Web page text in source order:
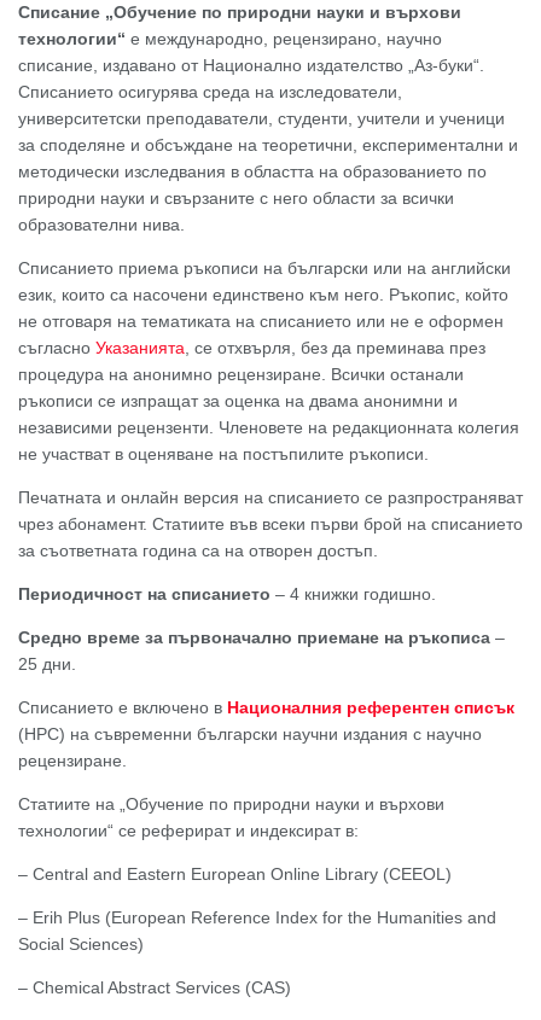
Списание „Обучение по природни науки и върхови
технологии“ е международно, рецензирано, научно
списание, издавано от Национално издателство „Аз-буки“.
Списанието осигурява среда на изследователи,
университетски преподаватели, студенти, учители и ученици
за споделяне и обсъждане на теоретични, експериментални и
методически изследвания в областта на образованието по
природни науки и свързаните с него области за всички
образователни нива.
Списанието приема ръкописи на български или на английски
език, които са насочени единствено към него. Ръкопис, който
не отговаря на тематиката на списанието или не е оформен
съгласно Указанията , се отхвърля, без да преминава през
процедура на анонимно рецензиране. Всички останали
ръкописи се изпращат за оценка на двама анонимни и
независими рецензенти. Членовете на редакционната колегия
не участват в оценяване на постъпилите ръкописи.
Печатната и онлайн версия на списанието се разпространяват
чрез абонамент. Статиите във всеки първи брой на списанието
за съответната година са на отворен достъп.
Периодичност на списанието – 4 книжки годишно.
Средно време за първоначално приемане на ръкописа –
25 дни.
Списанието е включено в Националния референтен списък
(НРС) на съвременни български научни издания с научно
рецензиране.
Статиите на „Обучение по природни науки и върхови
технологии“ се реферират и индексират в:
– Central and Eastern European Online Library (CEEOL)
– Еrih Plus (European Reference Index for the Humanities and
Social Sciences)
– Chemical Abstract Services (CAS)